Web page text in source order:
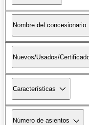
Nombre del concesionario
Nuevos/Usados/
Características
Número de asientos